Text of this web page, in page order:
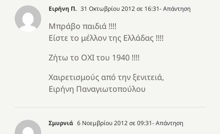
Ειρήνη Π. 31 Οκτωβρίου 2012 σε 16:31- Απάντηση
Μπράβο παιδιά !!!!
Είστε το μέλλον της Ελλάδας !!!!
Ζήτω το ΟΧΙ του 1940 !!!!
Χαιρετισμούς από την ξενιτειά,
Ειρήνη Παναγιωτοπούλου
Σμυρνιά 6 Νοεμβρίου 2012 σε 09:31- Απάντηση